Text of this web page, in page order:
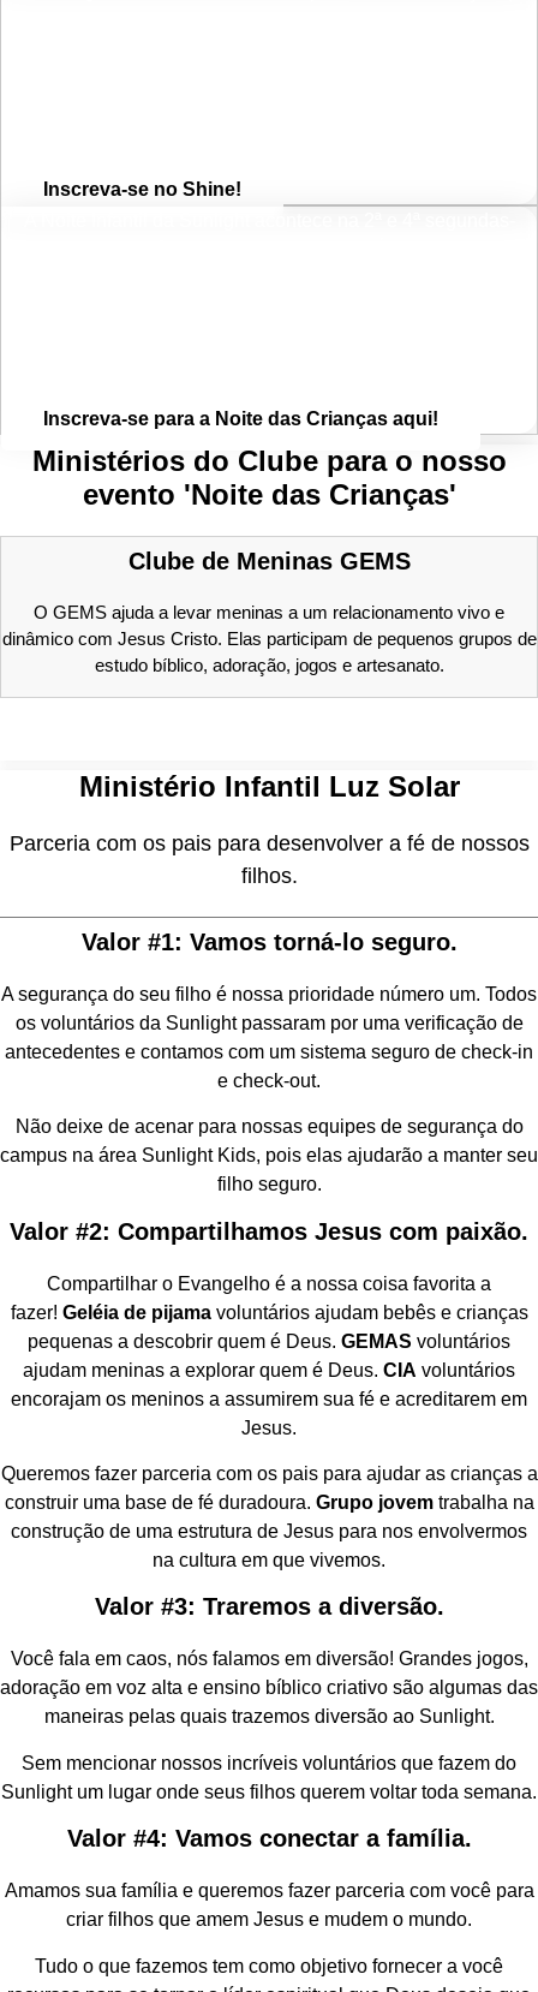
Inscreva-se no Shine!
Inscreva-se para a Noite das Crianças aqui!
Ministérios do Clube para o nosso
evento 'Noite das Crianças'
Clube de Meninas GEMS
O GEMS ajuda a levar meninas a um relacionamento vivo e
dinâmico com Jesus Cristo. Elas participam de pequenos grupos de
estudo bíblico, adoração, jogos e artesanato.
Ministério Infantil Luz Solar
Parceria com os pais para desenvolver a fé de nossos
filhos.
Valor #1: Vamos torná-lo seguro.
A segurança do seu filho é nossa prioridade número um. Todos
os voluntários da Sunlight passaram por uma verificação de
antecedentes e contamos com um sistema seguro de check-in
e check-out.
Não deixe de acenar para nossas equipes de segurança do
campus na área Sunlight Kids, pois elas ajudarão a manter seu
filho seguro.
Valor #2: Compartilhamos Jesus com paixão.
Compartilhar o Evangelho é a nossa coisa favorita a
fazer! Geléia de pijamavoluntários ajudam bebês e crianças
pequenas a descobrir quem é Deus. GEMAS voluntários
ajudam meninas a explorar quem é Deus. CIA voluntários
encorajam os meninos a assumirem sua fé e acreditarem em
Jesus.
Queremos fazer parceria com os pais para ajudar as crianças a
construir uma base de fé duradoura. Grupo jovemtrabalha na
construção de uma estrutura de Jesus para nos envolvermos
na cultura em que vivemos.
Valor #3: Traremos a diversão.
Você fala em caos, nós falamos em diversão! Grandes jogos,
adoração em voz alta e ensino bíblico criativo são algumas das
maneiras pelas quais trazemos diversão ao Sunlight.
Sem mencionar nossos incríveis voluntários que fazem do
Sunlight um lugar onde seus filhos querem voltar toda semana.
Valor #4: Vamos conectar a família.
Amamos sua família e queremos fazer parceria com você para
criar filhos que amem Jesus e mudem o mundo.
Tudo o que fazemos tem como objetivo fornecer a você